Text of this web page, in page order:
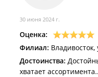
30 июня 2024 г.
Оценка:
Филиал:
Достоинства:
хватает